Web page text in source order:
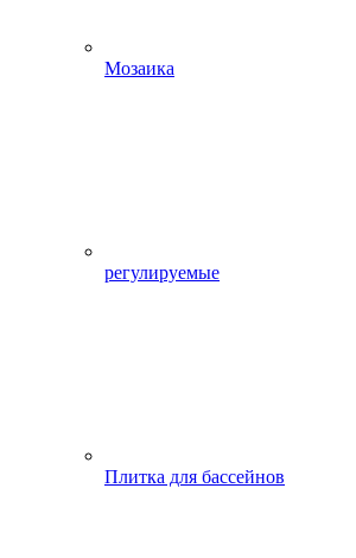
Мозаика
регулируемые
Плитка для бассейнов